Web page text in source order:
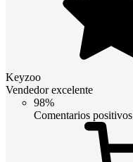
Keyzoo
Vendedor excelente
98%
Comentarios positivos